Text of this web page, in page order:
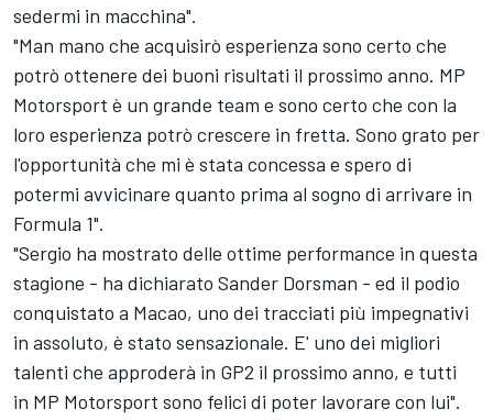
sedermi in macchina".
"Man mano che acquisirò esperienza sono certo che
potrò ottenere dei buoni risultati il prossimo anno. MP
Motorsport è un grande team e sono certo che con la
loro esperienza potrò crescere in fretta. Sono grato per
l'opportunità che mi è stata concessa e spero di
potermi avvicinare quanto prima al sogno di arrivare in
Formula 1".
"Sergio ha mostrato delle ottime performance in questa
stagione - ha dichiarato Sander Dorsman - ed il podio
conquistato a Macao, uno dei tracciati più impegnativi
in assoluto, è stato sensazionale. E' uno dei migliori
talenti che approderà in GP2 il prossimo anno, e tutti
in MP Motorsport sono felici di poter lavorare con lui".